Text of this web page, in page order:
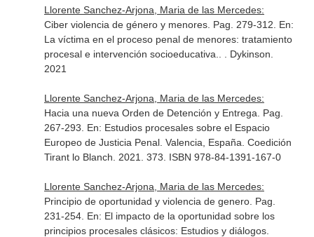
Llorente Sanchez-Arjona, Maria de las Mercedes:
Ciber violencia de género y menores. Pag. 279-312. En:
La víctima en el proceso penal de menores: tratamiento
procesal e intervención socioeducativa.
. . Dykinson.
2021
Llorente Sanchez-Arjona, Maria de las Mercedes:
Hacia una nueva Orden de Detención y Entrega. Pag.
267-293. En: Estudios procesales sobre el Espacio
Europeo de Justicia Penal. Valencia, España. Coedición
Tirant lo Blanch. 2021. 373. ISBN 978-84-1391-167-0
Llorente Sanchez-Arjona, Maria de las Mercedes:
Principio de oportunidad y violencia de genero. Pag.
231-254. En: El impacto de la oportunidad sobre los
principios procesales clásicos: Estudios y diálogos.